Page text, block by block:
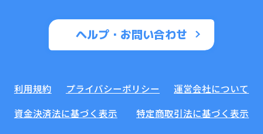
ヘルプ・お問い合わせ
利用規約 プライバシーポリシー
運営会社について
資金決済法に基づく表示
特定商取引法に基づく表示